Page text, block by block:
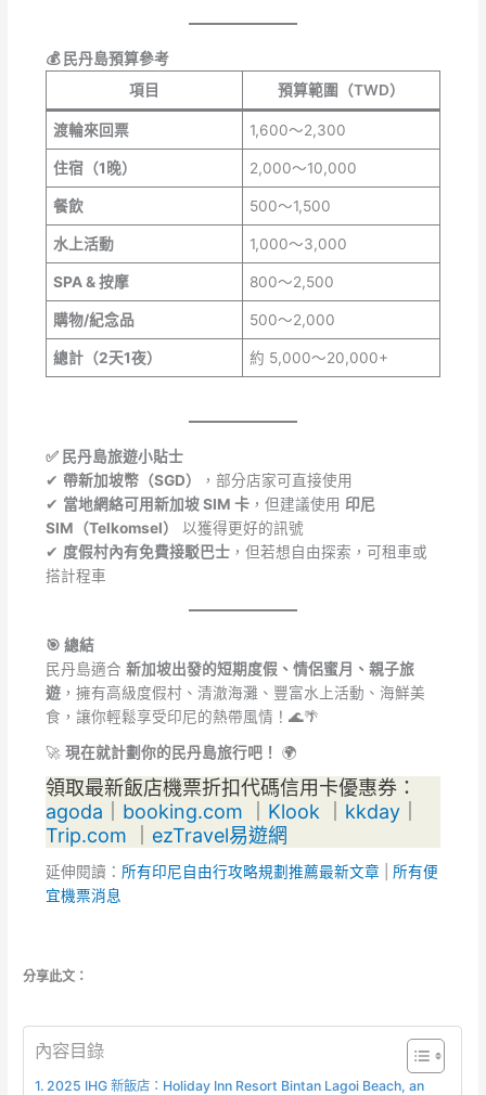
💰 民丹島預算參考
項目
預算範圍（TWD）
渡輪來回票 1,600～2,300
住宿（1晚） 2,000～10,000
餐飲 500～1,500
水上活動 1,000～3,000
SPA & 按摩 800～2,500
購物/紀念品 500～2,000
總計（2天1夜） 約 5,000～20,000+
✅ 民丹島旅遊小貼士
✔ 帶新加坡幣（SGD）
，部分店家可直接使用
✔ 當地網絡可用新加坡 SIM 卡，但建議使用 印尼
SIM（Telkomsel）
以獲得更好的訊號
✔ 度假村內有免費接駁巴士，但若想自由探索，可租車或
搭計程車
🎯 總結
民丹島適合 新加坡出發的短期度假、情侶蜜月、親子旅
遊，擁有高級度假村、清澈海灘、豐富水上活動、海鮮美
食，讓你輕鬆享受印尼的熱帶風情！🌊🌴
🚀 現在就計劃你的民丹島旅行吧！ 🌍
領取最新飯店機票折扣代碼信用卡優惠券：
agoda
booking.com Klook｜ kkday｜
Trip.com
ezTravel易遊網
延伸閱讀： 所有印尼自由行攻略規劃推薦最新文章
所有便
宜機票消息
分享此文：
內容目錄
2025 IHG 新飯店：Holiday Inn Resort Bintan Lagoi Beach, an